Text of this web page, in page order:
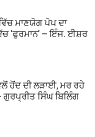
ਮਾਣਯੋਗ ਪੋਪ ਦਾ
‘ਫੁਰਮਾਨ’ — ਇੰਜ. ਈਸ਼ਰ
ਹੋਂਦ ਦੀ ਲੜਾਈ, ਮਰ ਰਹੇ
ਗੁਰਪ੍ਰੀਤ ਸਿੰਘ ਬਿਲਿੰਗ